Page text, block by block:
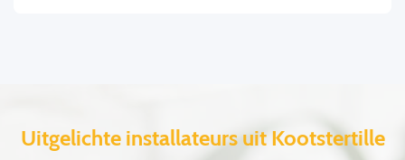
Uitgelichte installateurs uit Kootstertille